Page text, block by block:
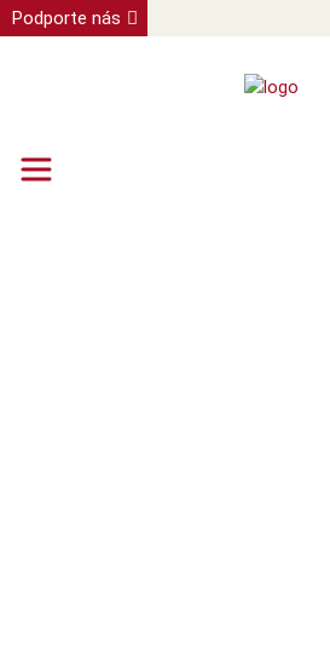
Podporte nás